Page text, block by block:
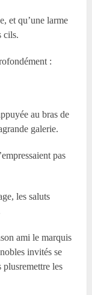
et qu’une larme
cils.
:
au bras de
galerie.
pas
les saluts
ami le marquis
invités se
plusremettre les